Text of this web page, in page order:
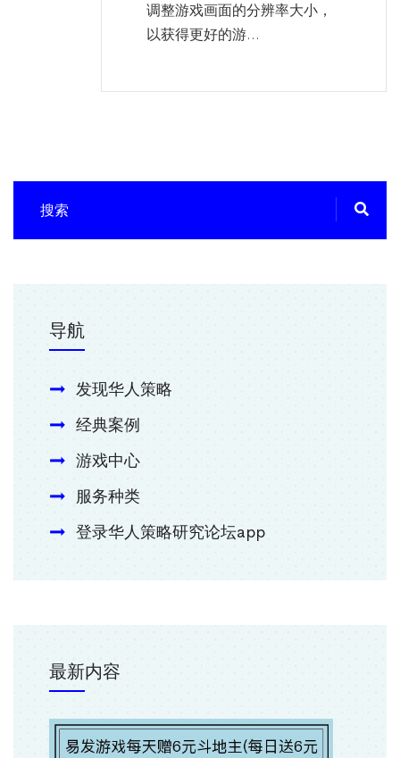
调整游戏画面的分辨率大小，
以获得更好的游...
导航
发现华人策略
经典案例
游戏中心
服务种类
登录华人策略研究论坛app
最新内容